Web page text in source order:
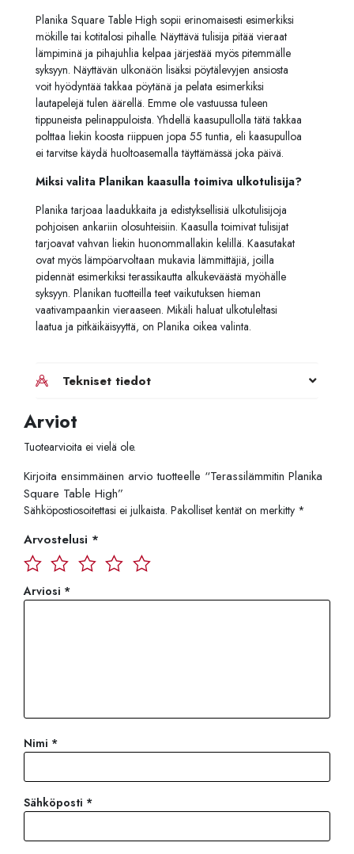
Planika Square Table High sopii erinomaisesti esimerkiksi
mökille tai kotitalosi pihalle. Näyttävä tulisija pitää vieraat
lämpiminä ja pihajuhlia kelpaa järjestää myös pitemmälle
syksyyn. Näyttävän ulkonäön lisäksi pöytälevyjen ansiosta
voit hyödyntää takkaa pöytänä ja pelata esimerkiksi
lautapelejä tulen äärellä. Emme ole vastuussa tuleen
tippuneista pelinappuloista. Yhdellä kaasupullolla tätä takkaa
polttaa liekin koosta riippuen jopa 55 tuntia, eli kaasupulloa
ei tarvitse käydä huoltoasemalla täyttämässä joka päivä.
Miksi valita Planikan kaasulla toimiva ulkotulisija?
Planika tarjoaa laadukkaita ja edistyksellisiä ulkotulisijoja
pohjoisen ankariin olosuhteisiin. Kaasulla toimivat tulisijat
tarjoavat vahvan liekin huonommallakin kelillä. Kaasutakat
ovat myös lämpöarvoltaan mukavia lämmittäjiä, joilla
pidennät esimerkiksi terassikautta alkukeväästä myöhälle
syksyyn. Planikan tuotteilla teet vaikutuksen hieman
vaativampaankin vieraaseen. Mikäli haluat ulkotuleltasi
laatua ja pitkäikäisyyttä, on Planika oikea valinta.
Tekniset tiedot
Arviot
Tuotearvioita ei vielä ole.
Kirjoita ensimmäinen arvio tuotteelle “Terassilämmitin Planika
Square Table High”
Sähköpostiosoitettasi ei julkaista. Pakolliset kentät on merkitty *
Arvostelusi *
Arviosi *
Nimi *
Sähköposti *